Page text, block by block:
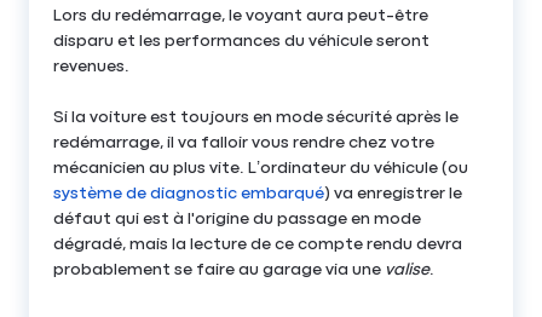
Lors du redémarrage, le voyant aura peut-être
disparu et les performances du véhicule seront
revenues.
Si la voiture est toujours en mode sécurité après le
redémarrage, il va falloir vous rendre chez votre
mécanicien au plus vite. L’ordinateur du véhicule (ou
système de diagnostic embarqué) va enregistrer le
défaut qui est à l'origine du passage en mode
dégradé, mais la lecture de ce compte rendu devra
probablement se faire au garage via une valise.